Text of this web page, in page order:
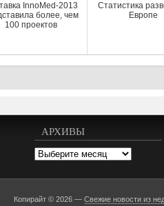
InnoMed-2013
более, чем
100 проектов
Статистика
Европе
АРХИВЫ
Архивы
Копирайт © 2026 —Свежие новости из